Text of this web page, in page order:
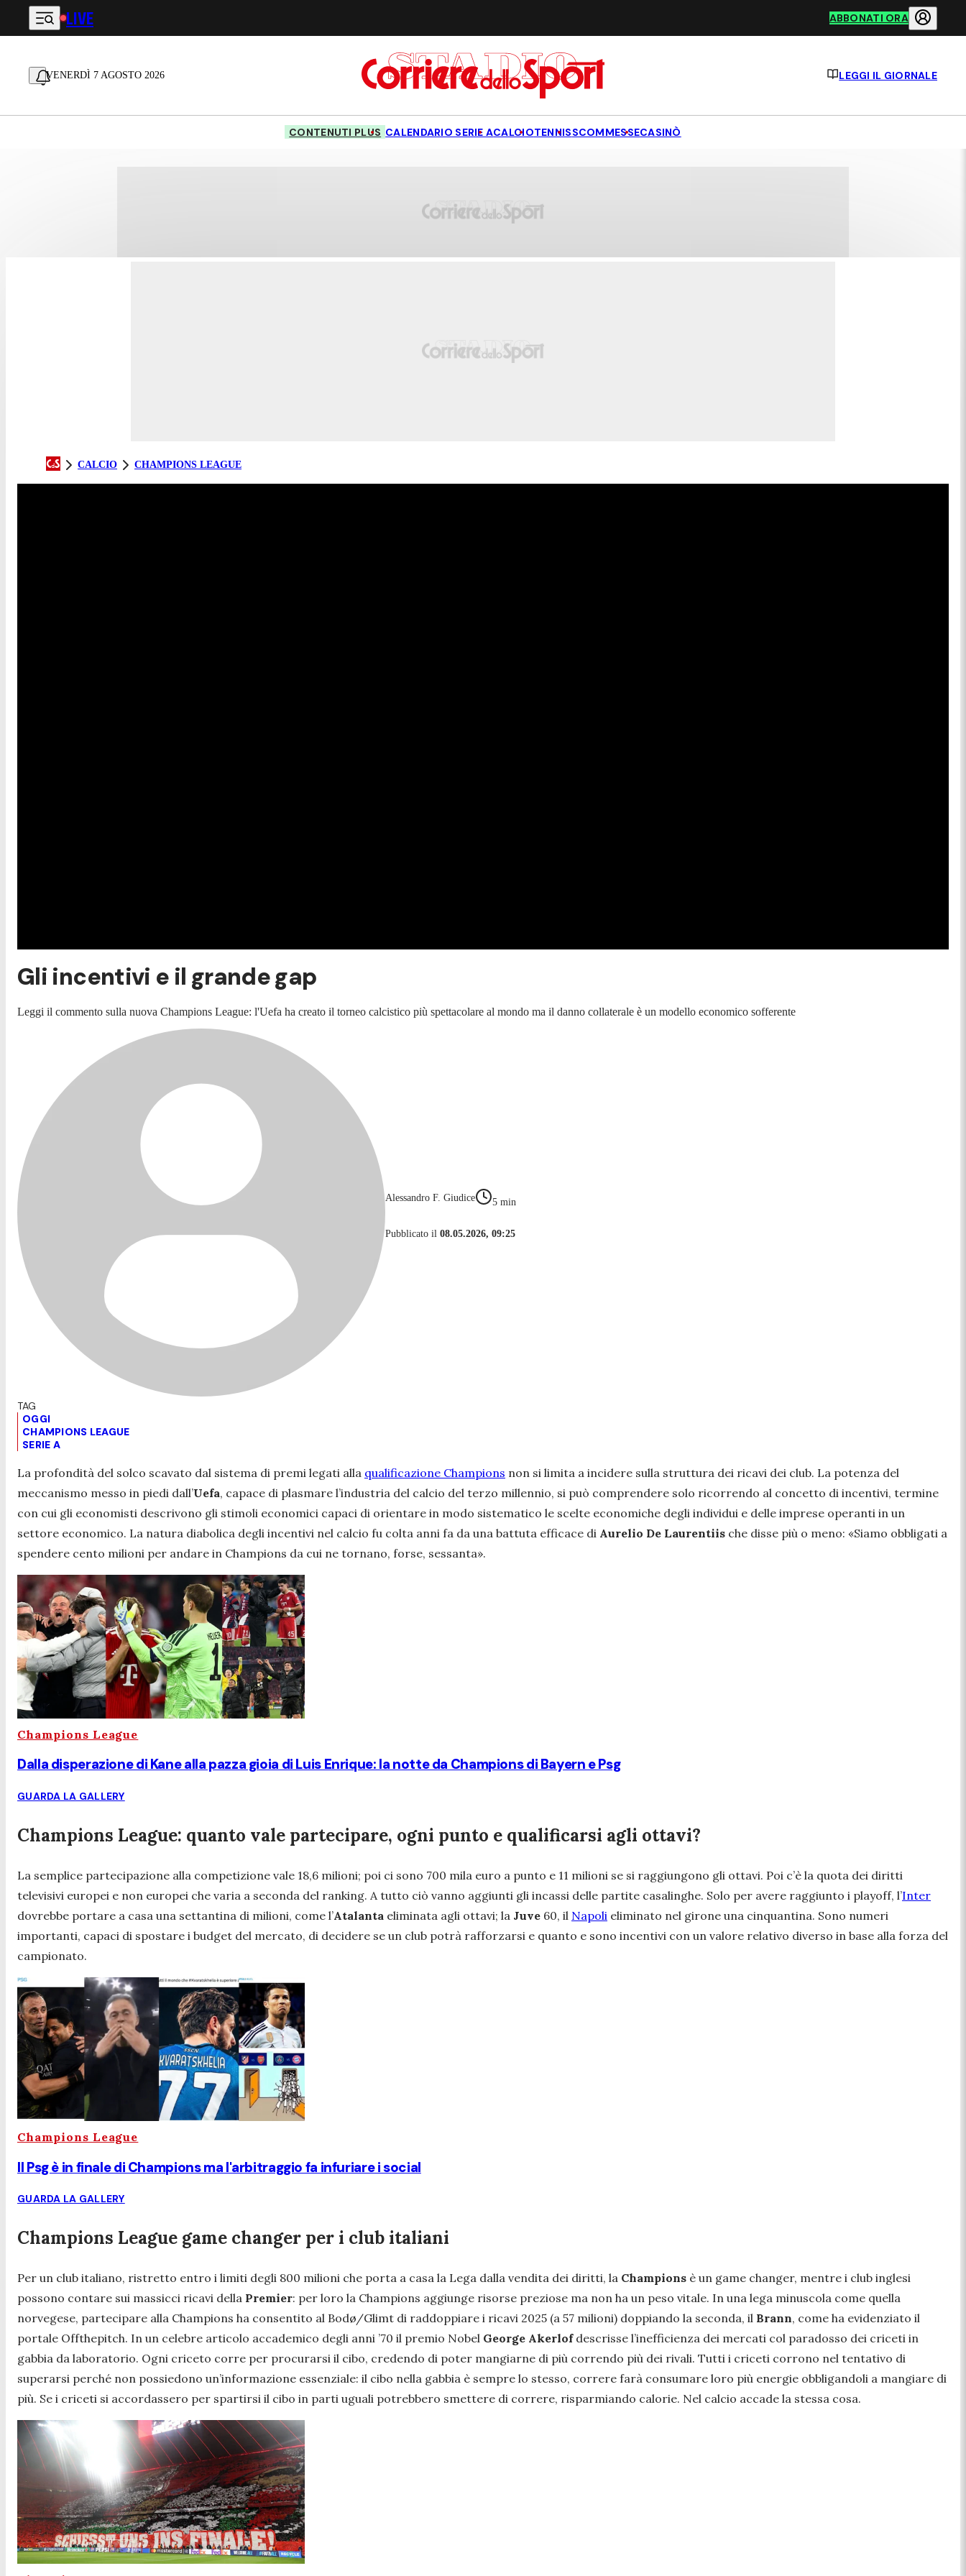
Vai al contenuto principale
LIVE ABBONATI ORA
VENERDÌ 7 AGOSTO 2026 LEGGI IL GIORNALE
CONTENUTI PLUS CALENDARIO SERIE ACALCIOTENNISSCOMMESSECASINÒ
CALCIO CHAMPIONS LEAGUE
Gli incentivi e il grande gap
Leggi il commento sulla nuova Champions League: l'Uefa ha creato il torneo calcistico più spettacolare al mondo ma il danno collaterale è un modello economico sofferente
Alessandro F. Giudice 5 min
Pubblicato il 08.05.2026, 09:25
OGGI
CHAMPIONS LEAGUE
SERIE A
La profondità del solco scavato dal sistema di premi legati alla qualificazione Champions non si limita a incidere sulla struttura dei ricavi dei club. La potenza del
meccanismo messo in piedi dall’Uefa, capace di plasmare l’industria del calcio del terzo millennio, si può comprendere solo ricorrendo al concetto di incentivi, termine
con cui gli economisti descrivono gli stimoli economici capaci di orientare in modo sistematico le scelte economiche degli individui e delle imprese operanti in un
settore economico. La natura diabolica degli incentivi nel calcio fu colta anni fa da una battuta efficace di Aurelio De Laurentiis che disse più o meno: «Siamo obbligati a
spendere cento milioni per andare in Champions da cui ne tornano, forse, sessanta».
Champions League
Dalla disperazione di Kane alla pazza gioia di Luis Enrique: la notte da Champions di Bayern e Psg
GUARDA LA GALLERY
Champions League: quanto vale partecipare, ogni punto e qualificarsi agli ottavi?
La semplice partecipazione alla competizione vale 18,6 milioni; poi ci sono 700 mila euro a punto e 11 milioni se si raggiungono gli ottavi. Poi c’è la quota dei diritti
televisivi europei e non europei che varia a seconda del ranking. A tutto ciò vanno aggiunti gli incassi delle partite casalinghe. Solo per avere raggiunto i playoff, l’Inter
dovrebbe portare a casa una settantina di milioni, come l’Atalanta eliminata agli ottavi; la Juve 60, il Napoli eliminato nel girone una cinquantina. Sono numeri
importanti, capaci di spostare i budget del mercato, di decidere se un club potrà rafforzarsi e quanto e sono incentivi con un valore relativo diverso in base alla forza del
campionato.
Champions League
Il Psg è in finale di Champions ma l'arbitraggio fa infuriare i social
GUARDA LA GALLERY
Champions League game changer per i club italiani
Per un club italiano, ristretto entro i limiti degli 800 milioni che porta a casa la Lega dalla vendita dei diritti, la Champions è un game changer, mentre i club inglesi
possono contare sui massicci ricavi della Premier: per loro la Champions aggiunge risorse preziose ma non ha un peso vitale. In una lega minuscola come quella
norvegese, partecipare alla Champions ha consentito al Bodø/Glimt di raddoppiare i ricavi 2025 (a 57 milioni) doppiando la seconda, il Brann, come ha evidenziato il
portale Offthepitch. In un celebre articolo accademico degli anni ’70 il premio Nobel George Akerlof descrisse l’inefficienza dei mercati col paradosso dei criceti in
gabbia da laboratorio. Ogni criceto corre per procurarsi il cibo, credendo di poter mangiarne di più correndo più dei rivali. Tutti i criceti corrono nel tentativo di
superarsi perché non possiedono un’informazione essenziale: il cibo nella gabbia è sempre lo stesso, correre farà consumare loro più energie obbligandoli a mangiare di
più. Se i criceti si accordassero per spartirsi il cibo in parti uguali potrebbero smettere di correre, risparmiando calorie. Nel calcio accade la stessa cosa.